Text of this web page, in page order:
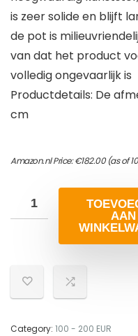
is zeer solide en blijft
de pot is
van dat het product
volledig ongevaarlijk is
Productdetails: De
cm
Amazon.nl Price:€182.00(as of
AAN
Category: 100 - 200 EUR